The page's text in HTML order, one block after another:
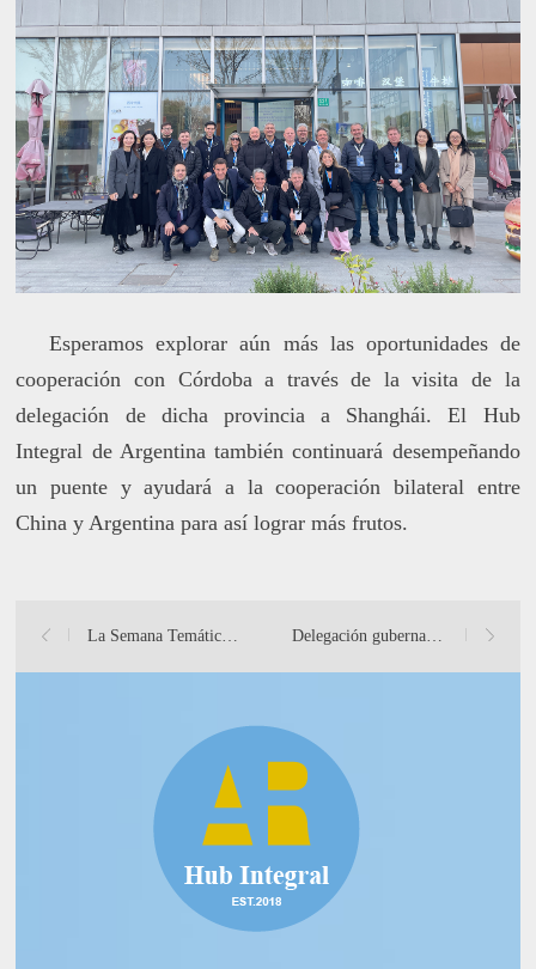
Esperamos explorar aún más las oportunidades de
cooperación con Córdoba a través de la visita de la
delegación de dicha provincia a Shanghái. El Hub
Integral de Argentina también continuará desempeñando
un puente y ayudará a la cooperación bilateral entre
China y Argentina para así lograr más frutos.
La Semana Temática del Hub Integral de Argentina en Shanghái Delegación gubernamental y empresarial argentina visita el H